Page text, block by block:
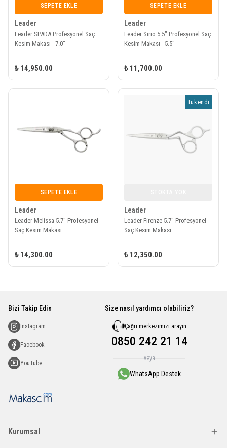
SEPETE EKLE
Leader
Leader SPADA Profesyonel Saç
Kesim Makası - 7.0"
₺ 14,950.00
SEPETE EKLE
Leader
Leader Sirio 5.5" Profesyonel Saç
Kesim Makası - 5.5"
₺ 11,700.00
SEPETE EKLE
Leader
Leader Melissa 5.7" Profesyonel
Saç Kesim Makası
₺ 14,300.00
Tükendi
Leader
Leader Firenze 5.7" Profesyonel
Saç Kesim Makası
₺ 12,350.00
Kurumsal
Bizi Takip Edin
Instagram
Facebook
YouTube
Size nasıl yardımcı olabiliriz?
Çağrı merkezimizi arayın
0850 242 21 14
veya
WhatsApp Destek